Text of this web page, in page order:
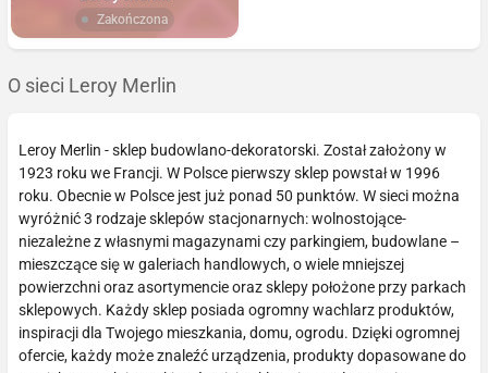
Zakończona
O sieci Leroy Merlin
Leroy Merlin - sklep budowlano-dekoratorski. Został założony w
1923 roku we Francji. W Polsce pierwszy sklep powstał w 1996
roku. Obecnie w Polsce jest już ponad 50 punktów. W sieci można
wyróżnić 3 rodzaje sklepów stacjonarnych: wolnostojące-
niezależne z własnymi magazynami czy parkingiem, budowlane –
mieszczące się w galeriach handlowych, o wiele mniejszej
powierzchni oraz asortymencie oraz sklepy położone przy parkach
sklepowych. Każdy sklep posiada ogromny wachlarz produktów,
inspiracji dla Twojego mieszkania, domu, ogrodu. Dzięki ogromnej
ofercie, każdy może znaleźć urządzenia, produkty dopasowane do